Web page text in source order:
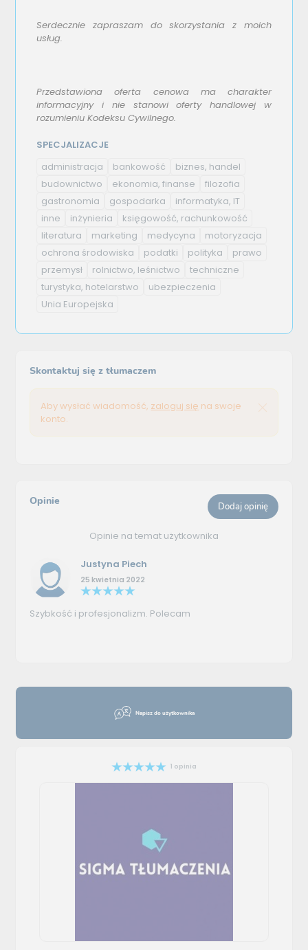
Napisz do użytkownika
1 opinia
Serdecznie zapraszam do skorzystania z moich
usług.
Przedstawiona oferta cenowa ma charakter
informacyjny i nie stanowi oferty handlowej w
rozumieniu Kodeksu Cywilnego.
SPECJALIZACJE
administracja
bankowość
biznes, handel
budownictwo
ekonomia, finanse
filozofia
gastronomia
gospodarka
informatyka, IT
inne
inżynieria
księgowość, rachunkowość
literatura
marketing medycyna
motoryzacja
ochrona środowiska
podatki polityka
prawo
przemysł
rolnictwo, leśnictwo
techniczne
turystyka, hotelarstwo
ubezpieczenia
Unia Europejska
Skontaktuj się z tłumaczem
Aby wysłać wiadomość, zaloguj się na swoje
konto.
Opinie Dodaj opinię
Opinie na temat użytkownika
Justyna Piech
25 kwietnia 2022
Szybkość i profesjonalizm. Polecam